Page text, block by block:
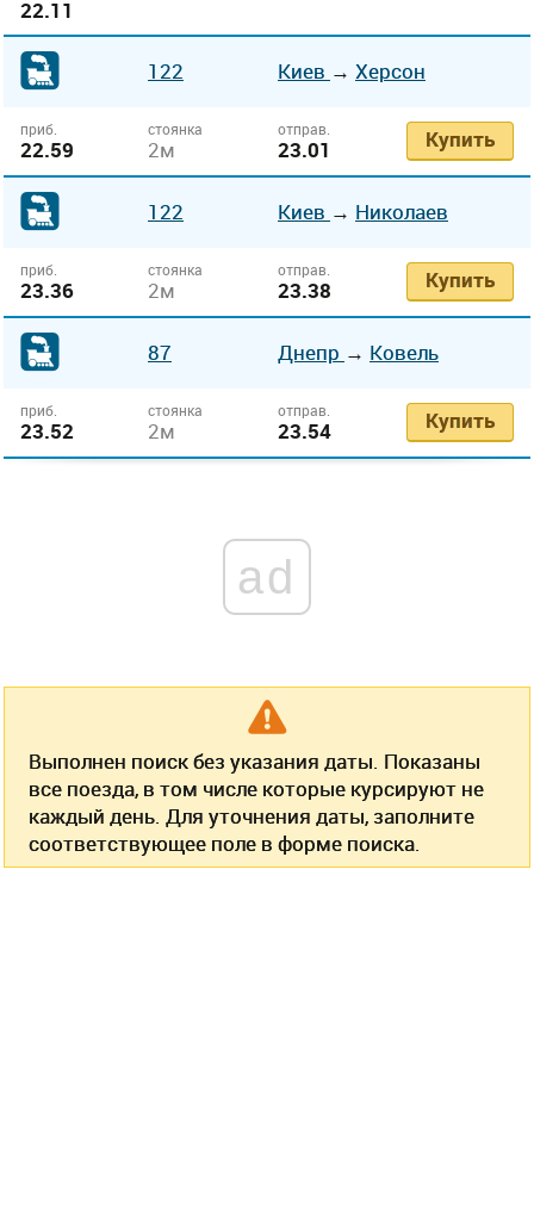
22.11
122 Киев → Херсон
приб.
22.59
стоянка
2м
отправ.
23.01 Купить
122 Киев → Николаев
приб.
23.36
стоянка
2м
отправ.
23.38 Купить
87 Днепр → Ковель
приб.
23.52
стоянка
2м
отправ.
23.54 Купить
ad
Выполнен поиск без указания даты. Показаны
все поезда, в том числе которые курсируют не
каждый день. Для уточнения даты, заполните
соответствующее поле в форме поиска.